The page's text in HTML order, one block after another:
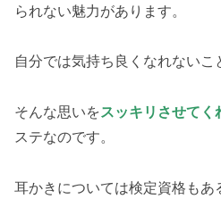
られない魅力があります。
自分では気持ち良くなれないこ
そんな思いをスッキリさせてく
ステなのです。
耳かきについては検定資格も